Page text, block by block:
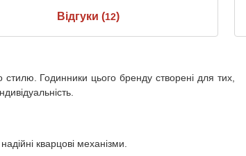
Відгуки (12)
стилю. Годинники цього бренду створені для тих,
кварцові механізми.